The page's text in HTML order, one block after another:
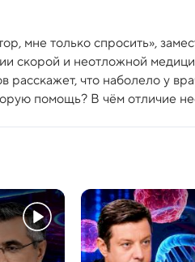
мне только спросить»,
скорой и неотложной
что наболело у
помощь? В чём отличие